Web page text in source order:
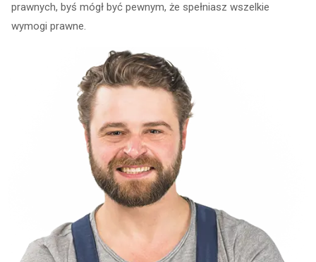
prawnych, byś mógł być pewnym, że spełniasz wszelkie
wymogi prawne.